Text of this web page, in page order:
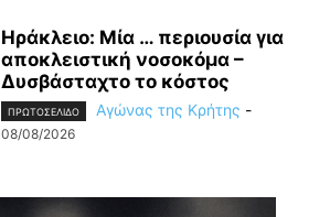
Ηράκλειο: Μία … περιουσία για
αποκλειστική νοσοκόμα –
Δυσβάσταχτο το κόστος
ΠΡΩΤΟΣΕΛΙΔΟ Αγώνας της Κρήτης -
08/08/2026